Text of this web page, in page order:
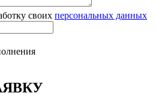
своих персональных данных